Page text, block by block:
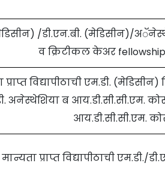
/डी.एन.बी. (मेडिसीन)/
व क्रिटीकल केअर fellowship.
प्राप्त विद्यापीठाची एम.डी.
अनेस्थेशिया ब आय.डी.सी.सी.एम.
आय.डी.सी.सी.एम.
मान्यता प्राप्त विद्यापीठाची एम.डी./